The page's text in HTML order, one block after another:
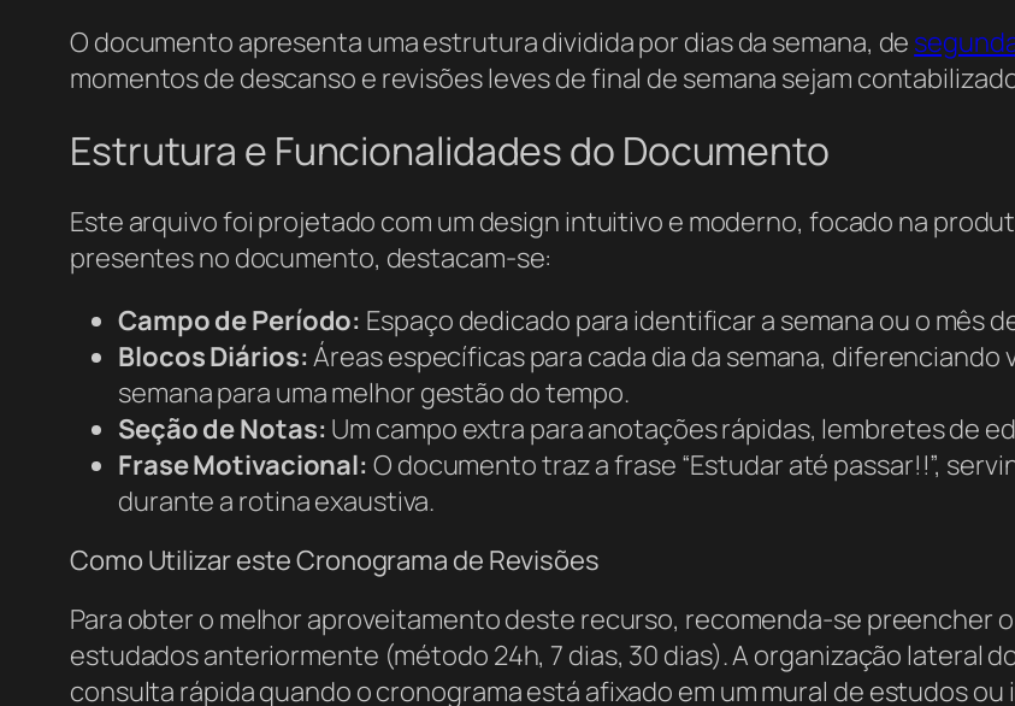
O documento apresenta uma estrutura dividida por dias da semana, de
momentos de descanso e revisões leves de final de semana sejam
Estrutura e Funcionalidades do Documento
Este arquivo foi projetado com um design intuitivo e moderno, focado na
presentes no documento, destacam-se:
Campo de Período: Espaço dedicado para identificar a semana ou o mês
Blocos Diários:Áreas específicas para cada dia da semana,
semana para uma melhor gestão do tempo.
Seção de Notas: Um campo extra para anotações rápidas, lembretes de
Frase Motivacional: O documento traz a frase “Estudar até passar!!”,
durante a rotina exaustiva.
Como Utilizar este Cronograma de Revisões
Para obter o melhor aproveitamento deste recurso, recomenda-se preencher
estudados anteriormente (método 24h, 7 dias, 30 dias). A organização lateral
consulta rápida quando o cronograma está afixado em um mural de estudos ou